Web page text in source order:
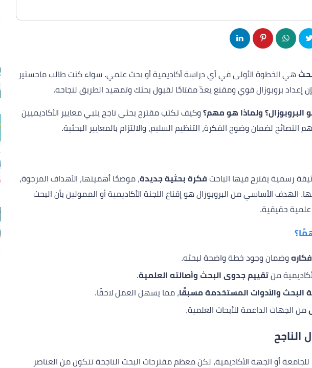
هي الخطوة الأولى في أي دراسة أكاديمية أو بحث علمي. سواء كنت طالب ماجستير
فإن إعداد بروبوزال قوي ومقنع يعدّ مفتاحًا لقبول بحثك وتمهيد الطريق لنجاحه.
البروبوزال؟ ولماذا هو مهم؟ وكيف تكتب مقترح بحثي ناجح يلبي معايير الأكاديميين
لضمان وضوح الفكرة، التنظيم السليم، والالتزام بالمعايير البحثية.
رسمية يقترح فيها الباحث فكرة بحثية جديدة، موضحًا أهميتها، الأهداف المرجوة،
الهدف الأساسي من البروبوزال هو إقناع اللجنة الأكاديمية أو الممولين بأن البحث
حقيقية.
وضمان وجود خطة واضحة لبحثه.
من تقييم جدوى البحث وأصالته العلمية.
البحث والأدوات المستخدمة مسبقًا، مما يسهل العمل لاحقًا.
من الجهات الداعمة للأبحاث العلمية.
الناجح
أو الجهة الأكاديمية، لكن معظم مقترحات البحث الناجحة تتكون من العناصر